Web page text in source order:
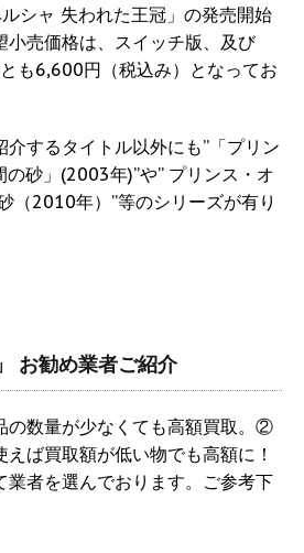
シャ 失われた王冠」の発売開始
小売価格は、スイッチ版、及び
も6,600円（税込み）となってお
介するタイトル以外にも”「プリン
砂」(2003年)”や” プリンス・オ
（2010年）”等のシリーズが有り
お勧め業者ご紹介
数量が少なくても高額買取。②
ば買取額が低い物でも高額に！
者を選んでおります。ご参考下